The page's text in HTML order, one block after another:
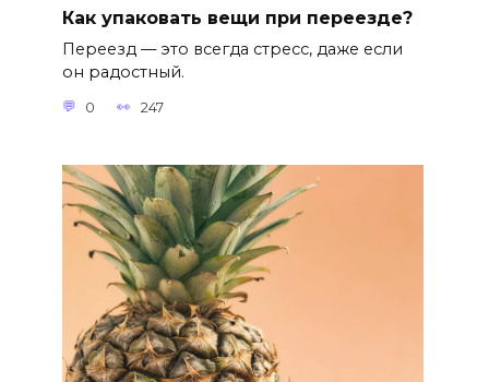
Как упаковать вещи при переезде?
Переезд — это всегда стресс, даже если
он радостный.
0 247